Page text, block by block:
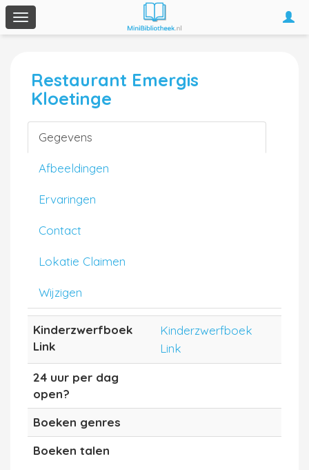
Toggle
navigation
Restaurant Emergis
Kloetinge
Gegevens
Afbeeldingen
Ervaringen
Contact
Lokatie Claimen
Wijzigen
Kinderzwerfboek
Link
Kinderzwerfboek
Link
24 uur per dag
open?
Boeken genres
Boeken talen